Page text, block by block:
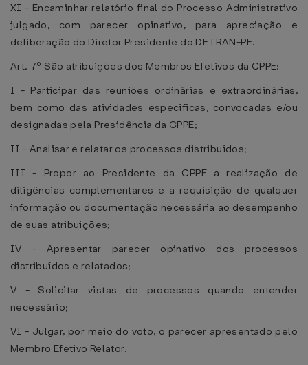
XI - Encaminhar relatório final do Processo Administrativo
julgado, com parecer opinativo, para apreciação e
deliberação do Diretor Presidente do DETRAN-PE.
Art. 7º São atribuições dos Membros Efetivos da CPPE:
I - Participar das reuniões ordinárias e extraordinárias,
bem como das atividades específicas, convocadas e/ou
designadas pela Presidência da CPPE;
II - Analisar e relatar os processos distribuídos;
III - Propor ao Presidente da CPPE a realização de
diligências complementares e a requisição de qualquer
informação ou documentação necessária ao desempenho
de suas atribuições;
IV - Apresentar parecer opinativo dos processos
distribuídos e relatados;
V - Solicitar vistas de processos quando entender
necessário;
VI - Julgar, por meio do voto, o parecer apresentado pelo
Membro Efetivo Relator.